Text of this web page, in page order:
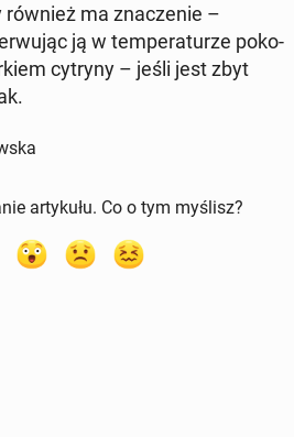
ma zna­cze­nie –
ją w tem­pe­ra­tu­rze po­ko­
cytryny – jeśli jest zbyt
artykułu. Co o tym myślisz?